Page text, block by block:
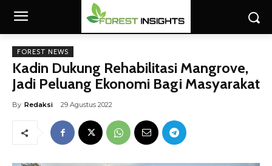
FOREST NEWS
Kadin Dukung Rehabilitasi Mangrove,
Jadi Peluang Ekonomi Bagi Masyarakat
By Redaksi 29 Agustus 2022